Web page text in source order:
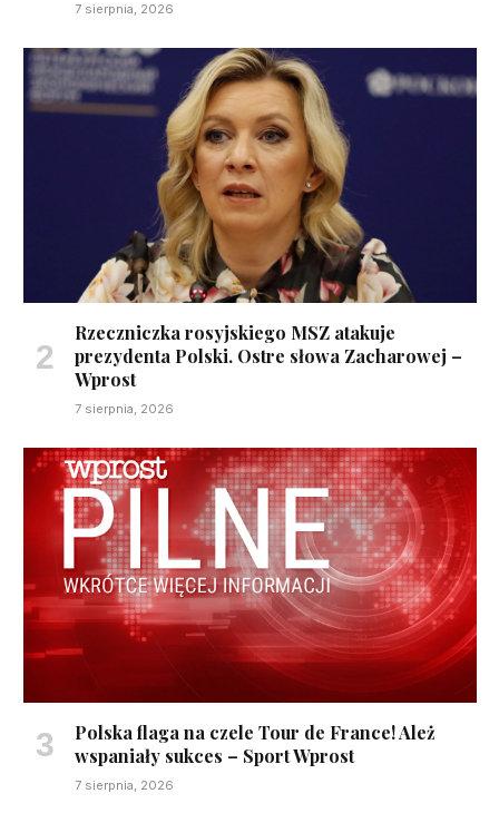
7 sierpnia, 2026
Rzeczniczka rosyjskiego MSZ atakuje
prezydenta Polski. Ostre słowa Zacharowej –
Wprost
7 sierpnia, 2026
Polska flaga na czele Tour de France! Ależ
wspaniały sukces – Sport Wprost
7 sierpnia, 2026